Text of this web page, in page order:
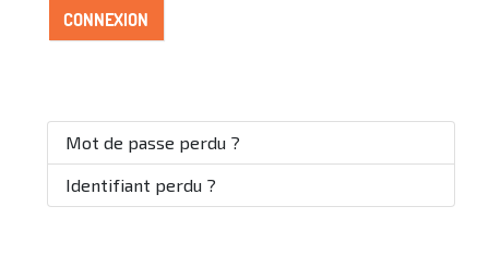
CONNEXION
Mot de passe perdu ?
Identifiant perdu ?